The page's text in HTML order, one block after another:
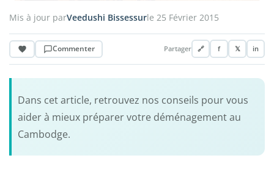
Mis à jour parVeedushi Bissessurle 25 Février 2015
Commenter Partager 🔗 f 𝕏 in
Dans cet article, retrouvez nos conseils pour vous
aider à mieux préparer votre déménagement au
Cambodge.